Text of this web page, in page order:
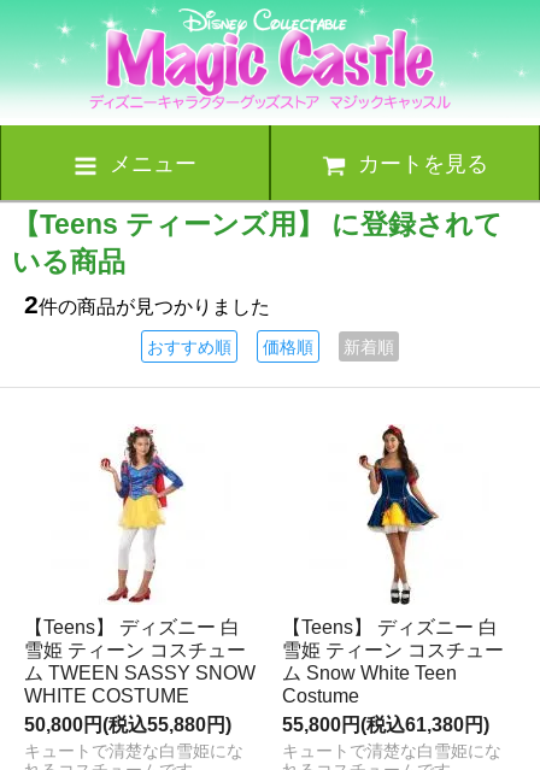
メニュー カートを見る
【Teens ティーンズ用】 に登録されて
いる商品
2件の商品が見つかりました
おすすめ順 価格順 新着順
【Teens】 ディズニー 白
雪姫 ティーン コスチュー
ム TWEEN SASSY SNOW
WHITE COSTUME
50,800円(税込55,880円)
キュートで清楚な白雪姫にな
【Teens】 ディズニー 白
雪姫 ティーン コスチュー
ム Snow White Teen
Costume
55,800円(税込61,380円)
キュートで清楚な白雪姫にな